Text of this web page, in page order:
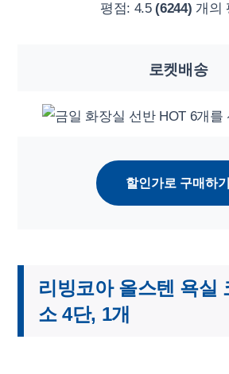
평점: 4.5 (6244) 개의
로켓배송
할인가로 구매하기
리빙코아 올스텐 욕실
소 4단, 1개